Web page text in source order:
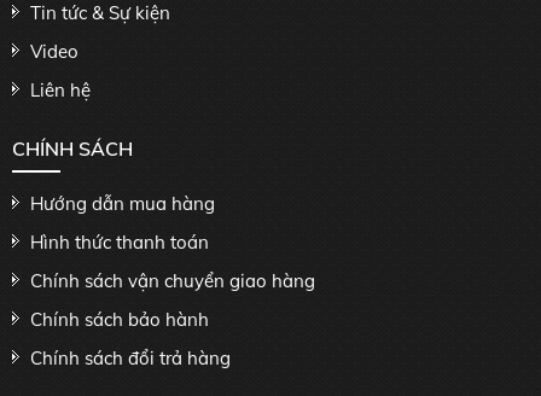
Tin tức & Sự kiện
Video
Liên hệ
CHÍNH SÁCH
Hướng dẫn mua hàng
Hình thức thanh toán
Chính sách vận chuyển giao hàng
Chính sách bảo hành
Chính sách đổi trả hàng